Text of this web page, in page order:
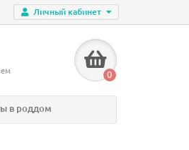
Личный кабинет
0
в роддом